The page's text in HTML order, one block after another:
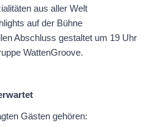
aus aller Welt
auf der Bühne
Abschluss gestaltet um 19 Uhr
WattenGroove.
Gästen gehören: